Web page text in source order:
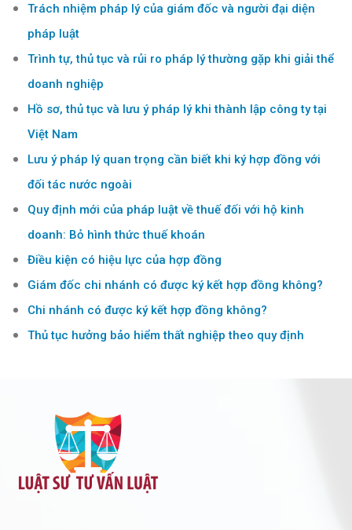
Trách nhiệm pháp lý của giám đốc và người đại diện
pháp luật
Trình tự, thủ tục và rủi ro pháp lý thường gặp khi giải thể
doanh nghiệp
Hồ sơ, thủ tục và lưu ý pháp lý khi thành lập công ty tại
Việt Nam
Lưu ý pháp lý quan trọng cần biết khi ký hợp đồng với
đối tác nước ngoài
Quy định mới của pháp luật về thuế đối với hộ kinh
doanh: Bỏ hình thức thuế khoán
Điều kiện có hiệu lực của hợp đồng
Giám đốc chi nhánh có được ký kết hợp đồng không?
Chi nhánh có được ký kết hợp đồng không?
Thủ tục hưởng bảo hiểm thất nghiệp theo quy định